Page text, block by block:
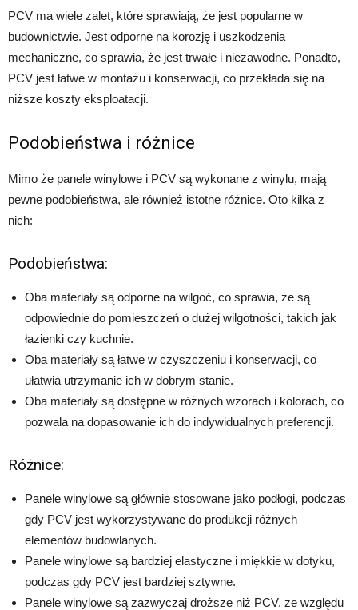
PCV ma wiele zalet, które sprawiają, że jest popularne w
budownictwie. Jest odporne na korozję i uszkodzenia
mechaniczne, co sprawia, że jest trwałe i niezawodne. Ponadto,
PCV jest łatwe w montażu i konserwacji, co przekłada się na
niższe koszty eksploatacji.
Podobieństwa i różnice
Mimo że panele winylowe i PCV są wykonane z winylu, mają
pewne podobieństwa, ale również istotne różnice. Oto kilka z
nich:
Podobieństwa:
Oba materiały są odporne na wilgoć, co sprawia, że są
odpowiednie do pomieszczeń o dużej wilgotności, takich jak
łazienki czy kuchnie.
Oba materiały są łatwe w czyszczeniu i konserwacji, co
ułatwia utrzymanie ich w dobrym stanie.
Oba materiały są dostępne w różnych wzorach i kolorach, co
pozwala na dopasowanie ich do indywidualnych preferencji.
Różnice:
Panele winylowe są głównie stosowane jako podłogi, podczas
gdy PCV jest wykorzystywane do produkcji różnych
elementów budowlanych.
Panele winylowe są bardziej elastyczne i miękkie w dotyku,
podczas gdy PCV jest bardziej sztywne.
Panele winylowe są zazwyczaj droższe niż PCV, ze względu